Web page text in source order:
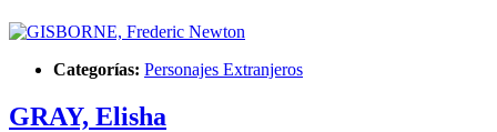
Categorías: Personajes Extranjeros
GRAY, Elisha